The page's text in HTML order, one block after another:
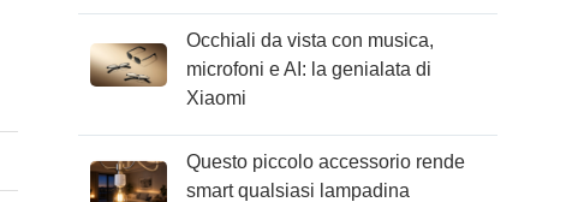
Occhiali da vista con musica,
microfoni e AI: la genialata di
Xiaomi
Questo piccolo accessorio rende
smart qualsiasi lampadina